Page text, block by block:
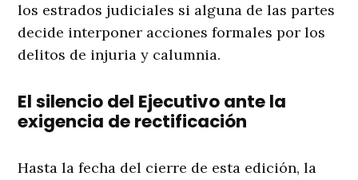
los estrados judiciales si alguna de las partes
decide interponer acciones formales por los
delitos de injuria y calumnia.
El silencio del Ejecutivo ante la
exigencia de rectificación
Hasta la fecha del cierre de esta edición, la